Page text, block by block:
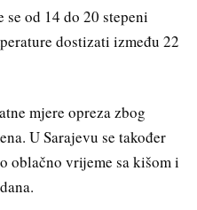
od 14 do 20 stepeni
dostizati između 22
mjere opreza zbog
U Sarajevu se također
oblačno vrijeme sa kišom i